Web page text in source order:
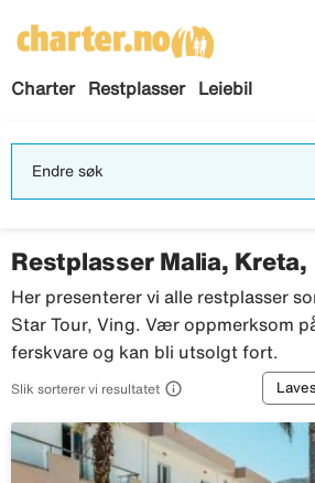
Charter Restplasser Leiebil
Endre søk
Restplasser Malia, Kreta,
Her presenterer vi alle restplasser
Star Tour, Ving. Vær oppmerksom
ferskvare og kan bli utsolgt fort.
Slik sorterer vi resultatet 